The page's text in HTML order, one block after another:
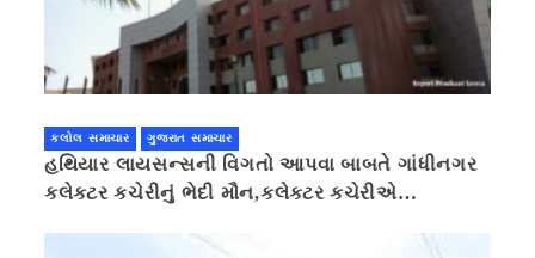
કલોલ સમાચાર ગુજરાત સમાચાર
હથિયાર લાયસન્સની વિગતો આપવા બાબતે ગાંધીનગર
કલેક્ટર કચેરીનું ભેદી મૌન,કલેક્ટર કચેરીએ